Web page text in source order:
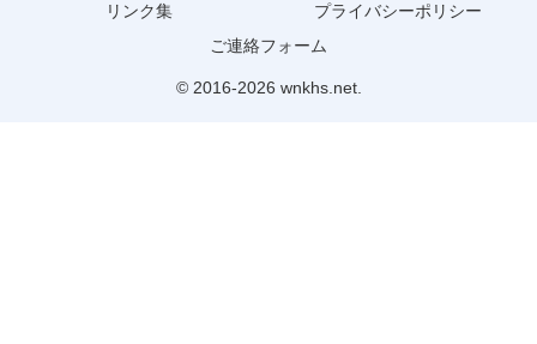
リンク集
プライバシーポリシー
ご連絡フォーム
© 2016-2026 wnkhs.net.